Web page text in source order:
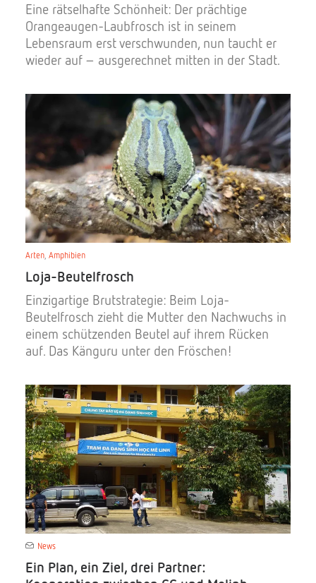
Eine rätselhafte Schönheit: Der prächtige
Orangeaugen-Laubfrosch ist in seinem
Lebensraum erst verschwunden, nun taucht er
wieder auf – ausgerechnet mitten in der Stadt.
Arten Amphibien
Loja-Beutelfrosch
Einzigartige Brutstrategie: Beim Loja-
Beutelfrosch zieht die Mutter den Nachwuchs in
einem schützenden Beutel auf ihrem Rücken
auf. Das Känguru unter den Fröschen!
News
Ein Plan, ein Ziel, drei Partner: